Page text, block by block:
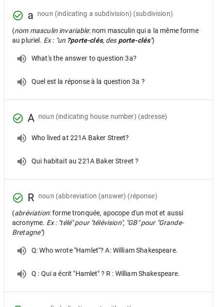
a noun (indicating a subdivision) (subdivision)
(nom masculin invariable: nom masculin qui a la même forme
au pluriel. Ex : "un ?porte-clés, des porte-clés")
What's the answer to question 3a?
Quel est la réponse à la question 3a ?
A noun (indicating house number) (adresse)
Who lived at 221A Baker Street?
Qui habitait au 221A Baker Street ?
R noun (abbreviation (answer) (réponse)
(abréviation: forme tronquée, apocope d'un mot et aussi
acronyme. Ex : "télé" pour "télévision", "GB" pour "Grande-
Bretagne")
Q: Who wrote "Hamlet"? A: William Shakespeare.
Q : Qui a écrit "Hamlet" ? R : William Shakespeare.